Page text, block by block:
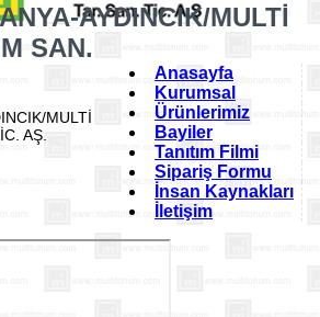
Anasayfa
Kurumsal
Ürünlerimiz
Bayiler
Tanıtım Filmi
Sipariş Formu
İnsan Kaynakları
İletişim
AYDINCIK/MULTİ
SAN.
MULTİ
AŞ.